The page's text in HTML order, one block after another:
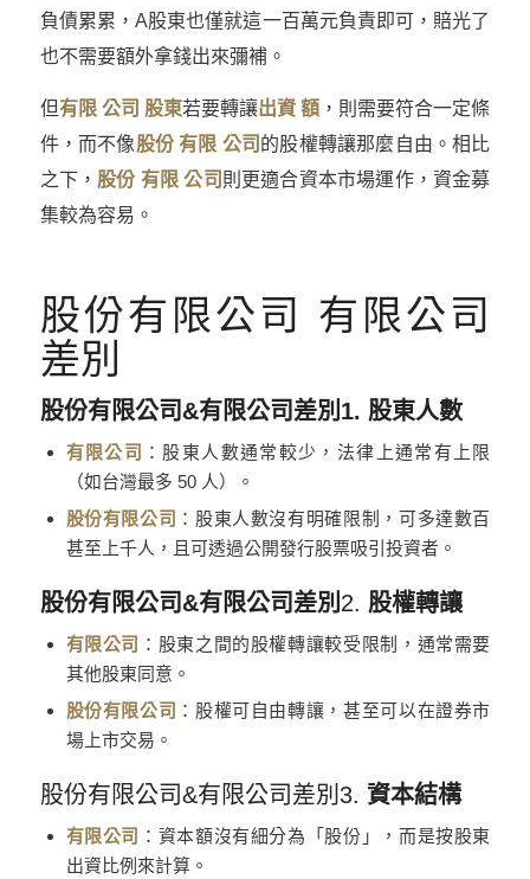
負債累累，A股東也僅就這一百萬元負責即可，賠光了
也不需要額外拿錢出來彌補。
但有限 公司 股東若要轉讓出資 額 ，則需要符合一定條
件，而不像股份 有限 公司 的股權轉讓那麼自由。相比
之下， 股份 有限 公司 則更適合資本市場運作，資金募
集較為容易。
股份有限公司 有限公司
差別
股份有限公司&有限公司差別1. 股東人數
有限公司 ：股東人數通常較少，法律上通常有上限
（如台灣最多 50 人）。
股份有限公司 ：股東人數沒有明確限制，可多達數百
甚至上千人，且可透過公開發行股票吸引投資者。
股份有限公司&有限公司差別 2. 股權轉讓
有限公司 ：股東之間的股權轉讓較受限制，通常需要
其他股東同意。
股份有限公司 ：股權可自由轉讓，甚至可以在證券市
場上市交易。
股份有限公司&有限公司差別3. 資本結構
有限公司 ：資本額沒有細分為「股份」，而是按股東
出資比例來計算。